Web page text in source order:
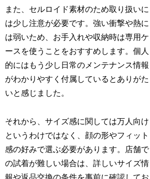
また、セルロイド素材のため取り扱いに
は少し注意が必要です。強い衝撃や熱に
は弱いため、お手入れや収納時は専用ケ
ースを使うことをおすすめします。個人
的にはもう少し日常のメンテナンス情報
がわかりやすく付属しているとありがた
いと感じました。
それから、サイズ感に関しては万人向け
というわけではなく、顔の形やフィット
感の好みで選ぶ必要があります。店舗で
の試着が難しい場合は、詳しいサイズ情